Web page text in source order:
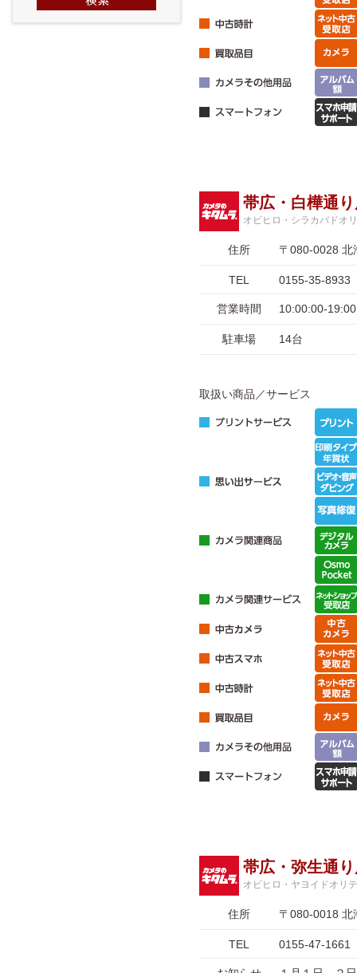
帯広・白樺通
オビヒロ・シラカバドオ
住所 〒080-0028 北
TEL 0155-35-8933
営業時間 10:00:00-
駐車場 14台
取扱い商品／サービス
帯広・弥生通
オビヒロ・ヤヨイドオリ
住所 〒080-0018 北
TEL 0155-47-1661